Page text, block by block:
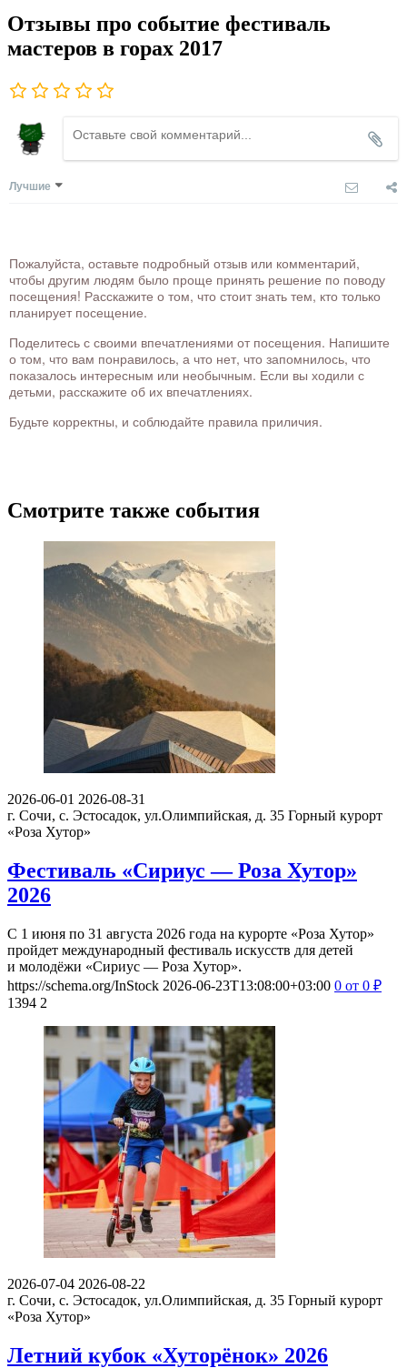
Отзывы про событие фестиваль
мастеров в горах 2017
Лучшие
Пожалуйста, оставьте подробный отзыв или комментарий,
чтобы другим людям было проще принять решение по поводу
посещения! Расскажите о том, что стоит знать тем, кто только
планирует посещение.
Поделитесь с своими впечатлениями от посещения. Напишите
о том, что вам понравилось, а что нет, что запомнилось, что
показалось интересным или необычным. Если вы ходили с
детьми, расскажите об их впечатлениях.
Будьте корректны, и соблюдайте правила приличия.
Смотрите также события
2026-06-01 2026-08-31
г. Сочи, с. Эстосадок, ул.Олимпийская, д. 35 Горный курорт
«Роза Хутор»
Фестиваль «Сириус — Роза Хутор»
2026
С 1 июня по 31 августа 2026 года на курорте «Роза Хутор»
пройдет международный фестиваль искусств для детей
и молодёжи «Сириус — Роза Хутор».
https://schema.org/InStock 2026-06-23T13:08:00+03:00 0 от 0 ₽
1394 2
2026-07-04 2026-08-22
г. Сочи, с. Эстосадок, ул.Олимпийская, д. 35 Горный курорт
«Роза Хутор»
Летний кубок «Хуторёнок» 2026